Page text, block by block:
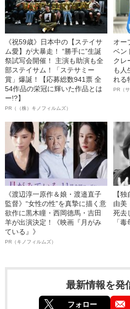
《祝59歳》日本中の【ステイサ
ム愛】が大暴走！ “勝手に”生誕
祭試写会開催！ 主演も助演も全
部ステイサム！「ステサミー
賞」爆誕！【応募総数941票 全
54作品の栄冠に輝いた作品とは
ー!?】
PR（（株）キノフィルムズ）
オー
ベン
クレ
も人
れる
PR（
《渡辺淳一原作＆娘・渡邉直子
監督》“女性の性”を真摯に描く意
欲作に黒木瞳・西岡德馬・吉田
羊が出演決定！《映画『月がみ
ている』》
PR（キノフィルムズ）
【
由美
死去
「
最新情報を発
フォロー